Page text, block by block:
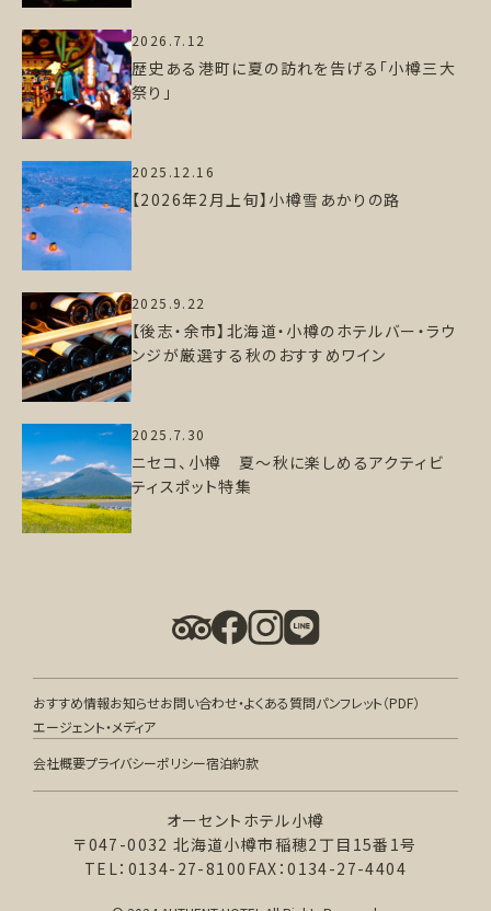
2026.7.12
歴史ある港町に夏の訪れを告げる「小樽三大
祭り」
2025.12.16
【2026年2月上旬】小樽雪あかりの路
2025.9.22
【後志・余市】北海道・小樽のホテルバー・ラウ
ンジが厳選する秋のおすすめワイン
2025.7.30
ニセコ、小樽 夏～秋に楽しめるアクティビ
ティスポット特集
おすすめ情報お知らせお問い合わせ・よくある質問パンフレット（PDF）
エージェント・メディア
会社概要プライバシーポリシー宿泊約款
オーセントホテル小樽
〒047-0032 北海道小樽市稲穂2丁目15番1号
TEL：0134-27-8100 FAX：0134-27-4404